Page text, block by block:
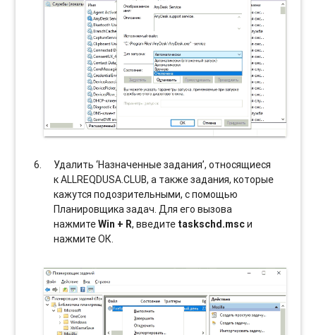
Удалить ‘Назначенные задания’, относящиеся
к ALLREQDUSA.CLUB, а также задания, которые
кажутся подозрительными, с помощью
Планировщика задач. Для его вызова
нажмитеWin + R, введите taskschd.mscи
нажмите ОК.